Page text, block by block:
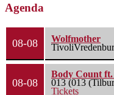
Agenda
08-08
Wolfmother
08-08
Body Count
013 (013
Tickets